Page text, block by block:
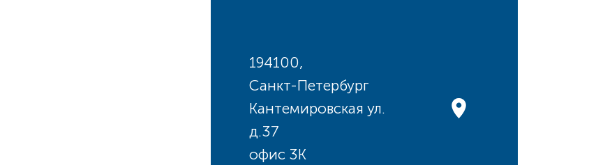
194100,
Санкт-Петербург
Кантемировская ул.
д.37
офис 3К